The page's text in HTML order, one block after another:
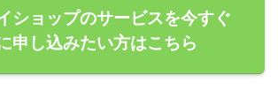
ショップのサービスを今すぐ
申し込みたい方はこちら